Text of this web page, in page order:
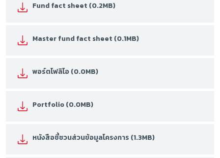
Fund fact sheet (0.2MB)
Master fund fact sheet (0.1MB)
พอร์ตโฟลิโอ (0.0MB)
Portfolio (0.0MB)
หนังสือชี้ชวนส่วนข้อมูลโครงการ (1.3MB)